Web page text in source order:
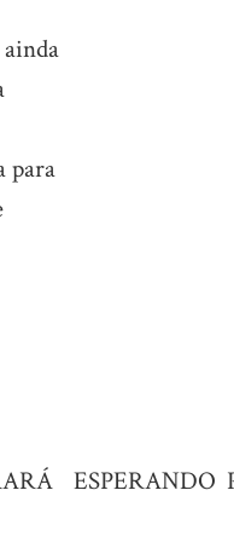
para
ESPERANDO